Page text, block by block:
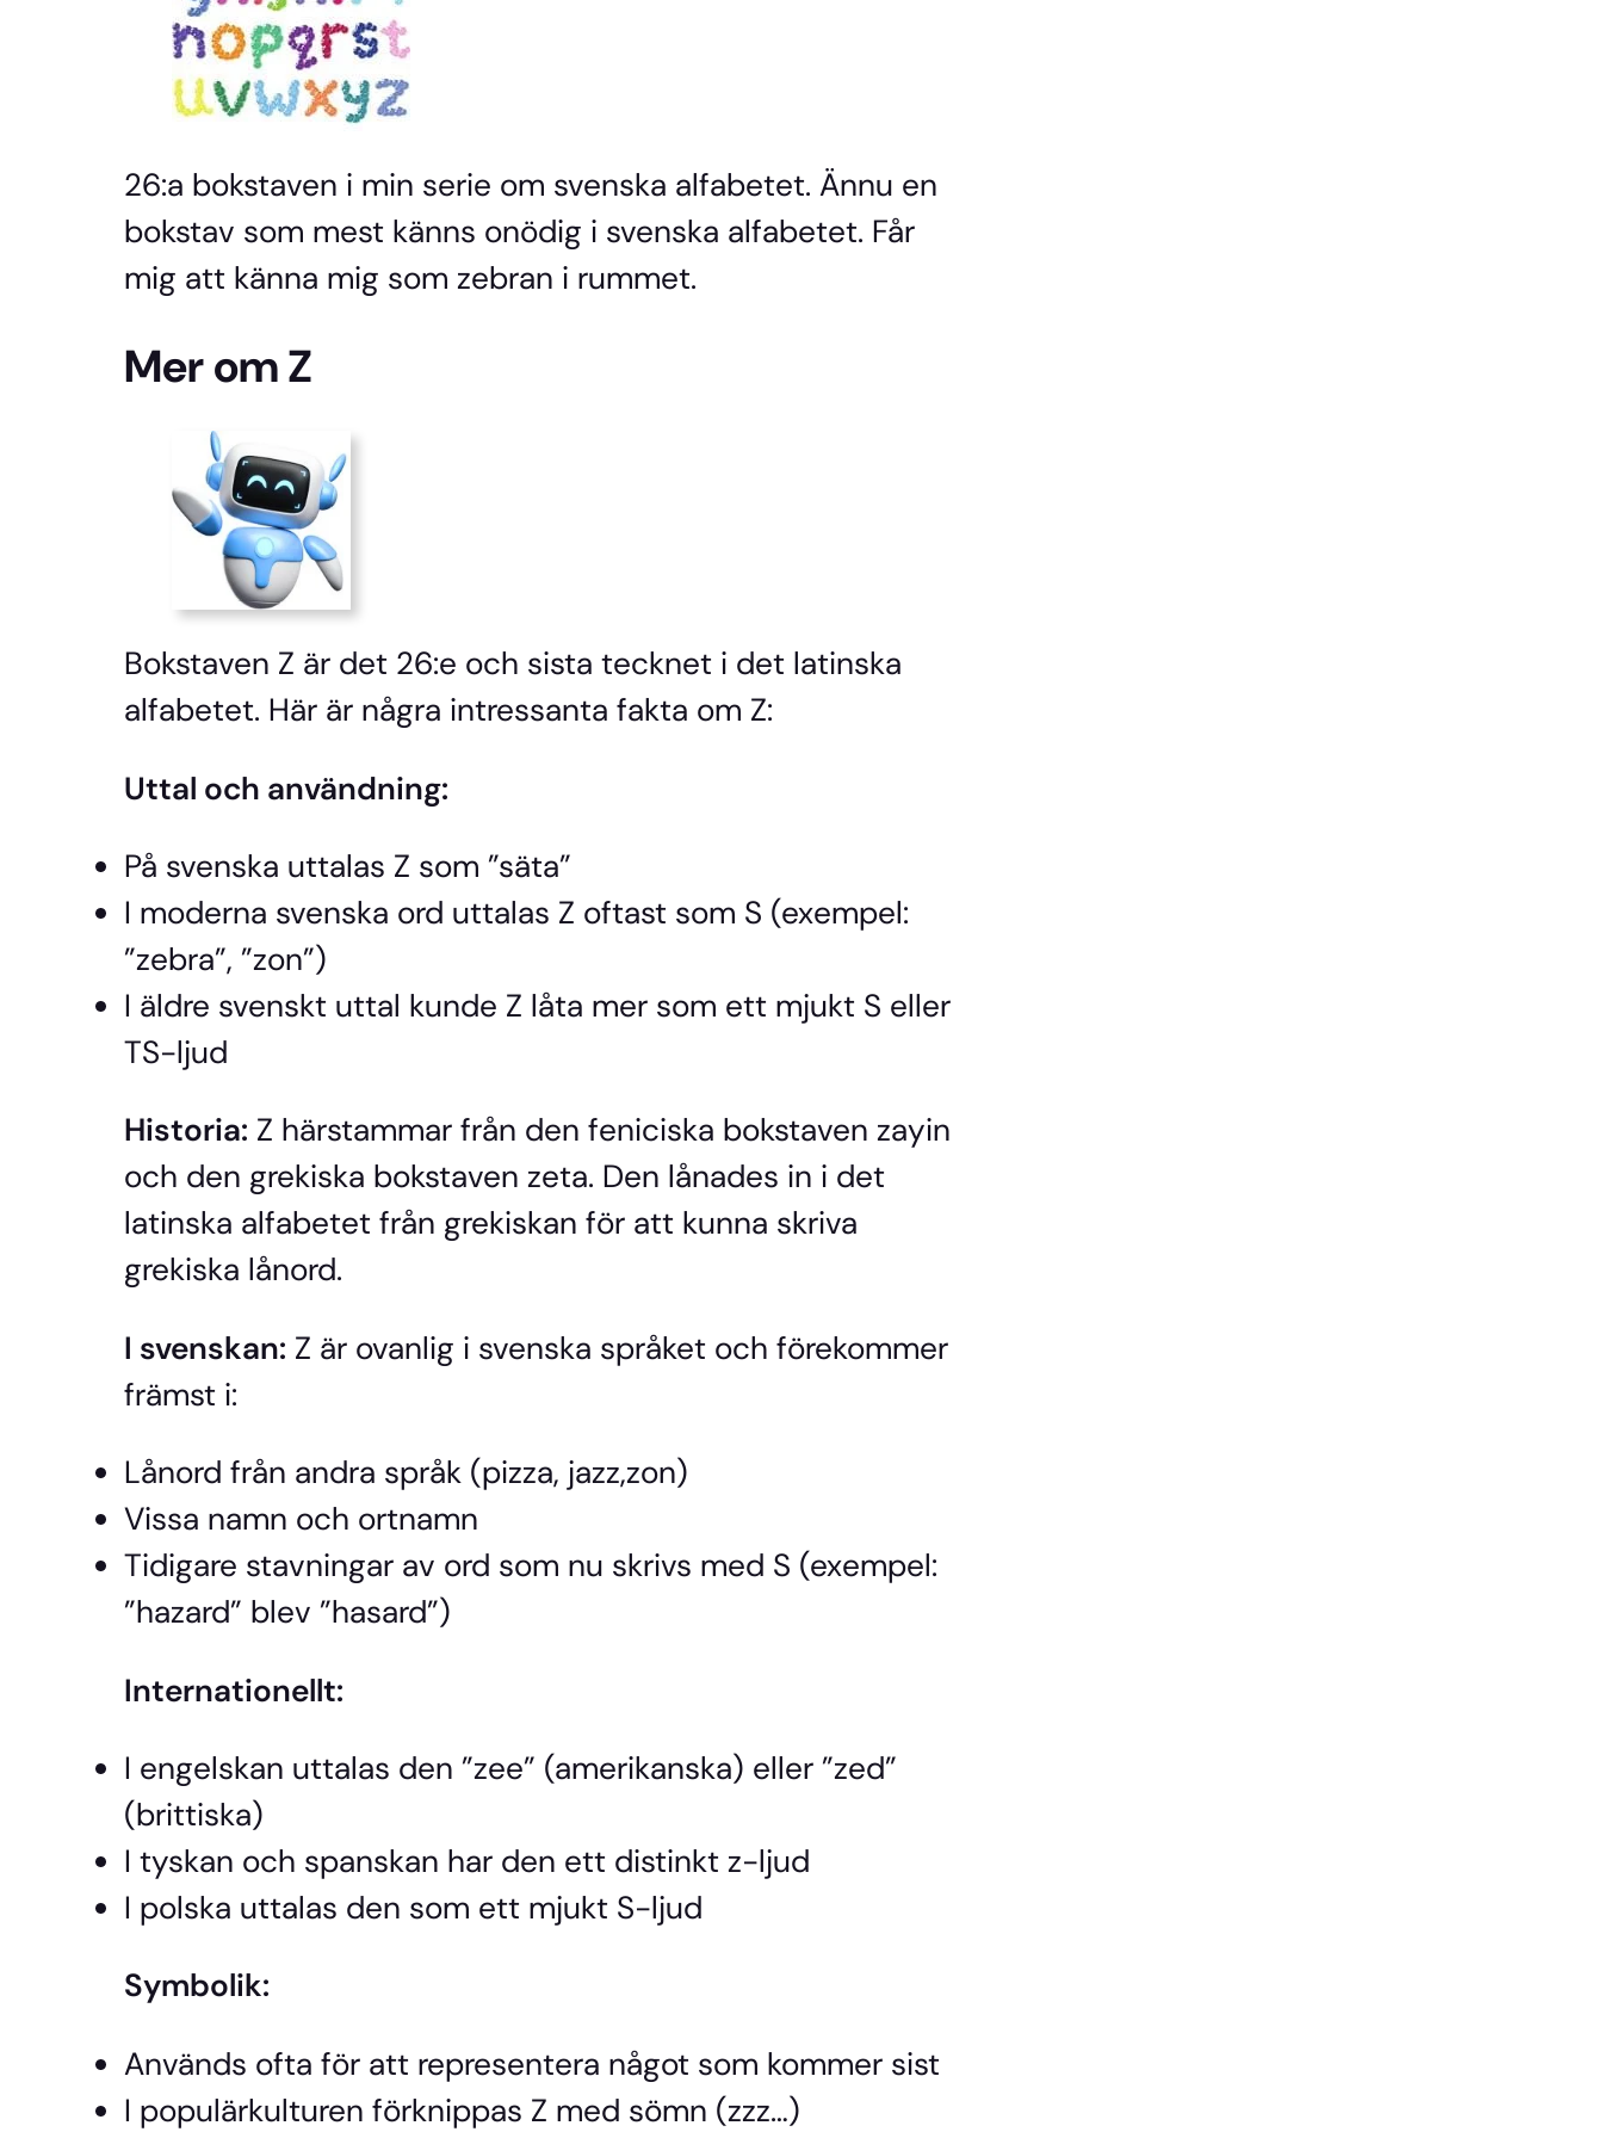
26:a bokstaven i min serie om svenska alfabetet. Ännu en
bokstav som mest känns onödig i svenska alfabetet. Får
mig att känna mig som zebran i rummet.
Mer om Z
Bokstaven Z är det 26:e och sista tecknet i det latinska
alfabetet. Här är några intressanta fakta om Z:
Uttal och användning:
På svenska uttalas Z som ”säta”
I moderna svenska ord uttalas Z oftast som S (exempel:
”zebra”, ”zon”)
I äldre svenskt uttal kunde Z låta mer som ett mjukt S eller
TS-ljud
Historia: Z härstammar från den feniciska bokstaven zayin
och den grekiska bokstaven zeta. Den lånades in i det
latinska alfabetet från grekiskan för att kunna skriva
grekiska lånord.
I svenskan: Z är ovanlig i svenska språket och förekommer
främst i:
Lånord från andra språk (pizza, jazz,zon)
Vissa namn och ortnamn
Tidigare stavningar av ord som nu skrivs med S (exempel:
”hazard” blev ”hasard”)
Internationellt:
I engelskan uttalas den ”zee” (amerikanska) eller ”zed”
(brittiska)
I tyskan och spanskan har den ett distinkt z-ljud
I polska uttalas den som ett mjukt S-ljud
Symbolik:
Används ofta för att representera något som kommer sist
I populärkulturen förknippas Z med sömn (zzz…)